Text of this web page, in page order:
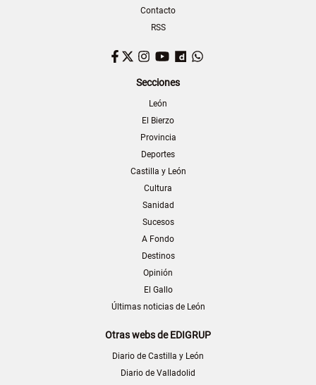
Contacto
RSS
Facebook
TwitterInstagram
YouTubeDailymotion
Secciones
León
El Bierzo
Provincia
Deportes
Castilla y León
Cultura
Sanidad
Sucesos
A Fondo
Destinos
Opinión
El Gallo
Últimas noticias de León
Otras webs de EDIGRUP
Diario de Castilla y León
Diario de Valladolid